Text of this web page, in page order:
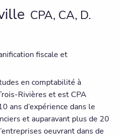
CPA, CA, D.
fiscale et
en comptabilité à
Rivières et est CPA
ans d’expérience dans le
et auparavant plus de 20
oeuvrant dans de